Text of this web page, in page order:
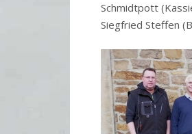
Schmidtpott
Siegfried Steffen